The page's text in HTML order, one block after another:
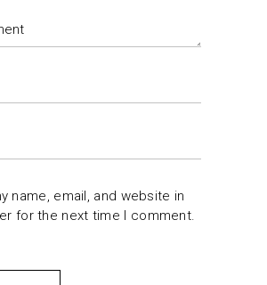
name, email, and website in
for the next time I comment.